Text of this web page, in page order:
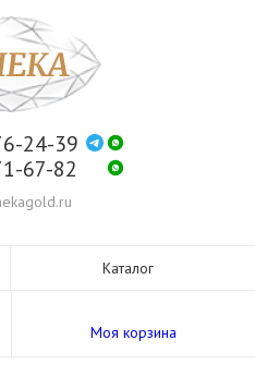
24-39
67-82
Каталог
Моя корзина